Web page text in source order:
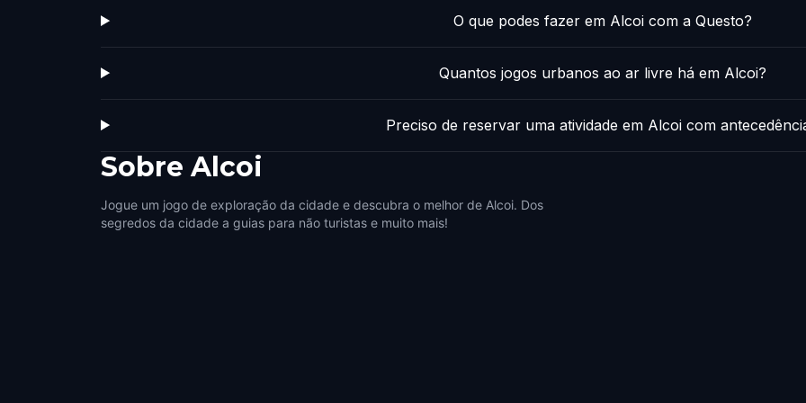
O que podes fazer em Alcoi com a Questo?
Quantos jogos urbanos ao ar livre há em Alcoi?
Preciso de reservar uma atividade em Alcoi com
Sobre Alcoi
Jogue um jogo de exploração da cidade e descubra o melhor de Alcoi. Dos
segredos da cidade a guias para não turistas e muito mais!